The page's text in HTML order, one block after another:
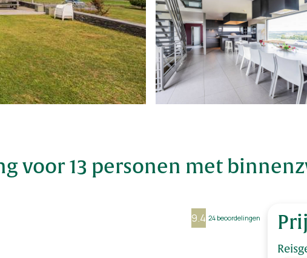
voor 13 personen met
9.4 24 beoordelingen